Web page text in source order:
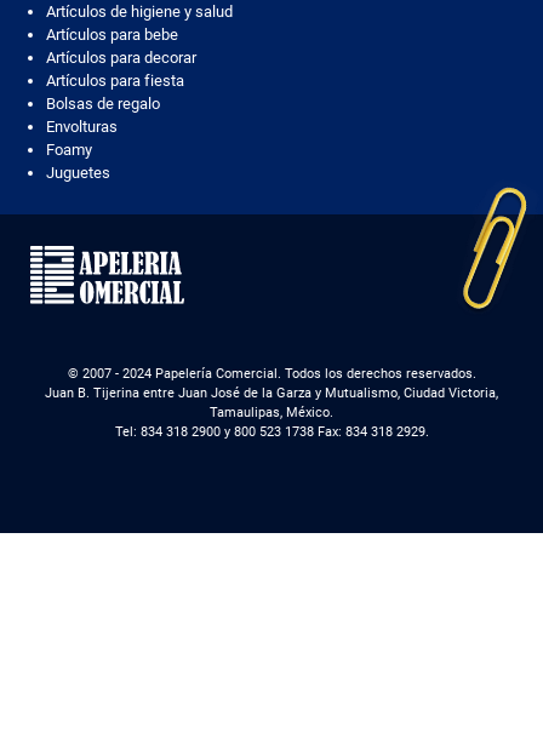
Artículos de higiene y salud
Artículos para bebe
Artículos para decorar
Artículos para fiesta
Bolsas de regalo
Envolturas
Foamy
Juguetes
© 2007 - 2024 Papelería Comercial. Todos los derechos reservados.
Juan B. Tijerina entre Juan José de la Garza y Mutualismo, Ciudad Victoria,
Tamaulipas, México.
Tel: 834 318 2900 y 800 523 1738 Fax: 834 318 2929.